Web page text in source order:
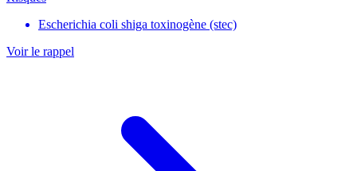
Escherichia coli shiga toxinogène (stec)
Voir le rappel